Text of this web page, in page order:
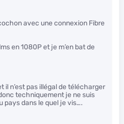
avec une connexion Fibre
en 1080P et je m’en bat de
il n’est pas illégal de télécharger
techniquement je ne suis
pays dans le quel je vis….